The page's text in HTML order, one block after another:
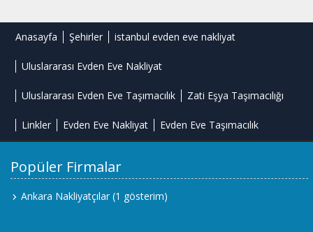
Anasayfa Şehirler istanbul evden eve nakliyat
Uluslararası Evden Eve Nakliyat
Uluslararası Evden Eve Taşımacılık Zati Eşya Taşımacılığı
Linkler Evden Eve Nakliyat Evden Eve Taşımacılık
Popüler Firmalar
Ankara Nakliyatçılar (1 gösterim)